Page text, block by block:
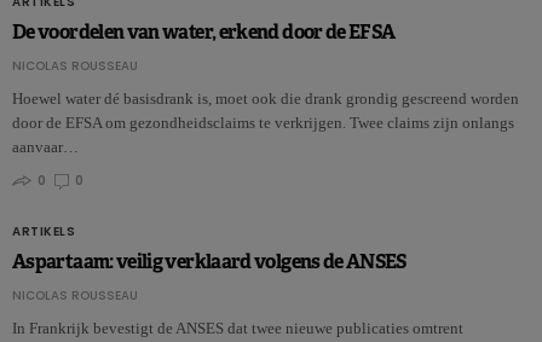
De voordelen van water, erkend door de EFSA
NICOLAS ROUSSEAU
Hoewel water dé basisdrank is, moet ook die drank grondig gescreend worden
door de EFSA om gezondheidsclaims te verkrijgen. Twee claims zijn onlangs
aanvaar…
0
0
ARTIKELS
Aspartaam: veilig verklaard volgens de ANSES
NICOLAS ROUSSEAU
In Frankrijk bevestigt de ANSES dat twee nieuwe publicaties omtrent